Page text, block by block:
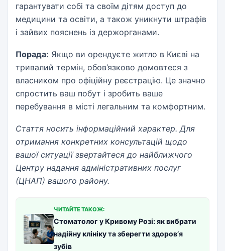
гарантувати собі та своїм дітям доступ до
медицини та освіти, а також уникнути штрафів
і зайвих пояснень із держорганами.
Порада: Якщо ви орендуєте житло в Києві на
тривалий термін, обов’язково домовтеся з
власником про офіційну реєстрацію. Це значно
спростить ваш побут і зробить ваше
перебування в місті легальним та комфортним.
Стаття носить інформаційний характер. Для
отримання конкретних консультацій щодо
вашої ситуації звертайтеся до найближчого
Центру надання адміністративних послуг
(ЦНАП) вашого району.
ЧИТАЙТЕ ТАКОЖ:
Стоматолог у Кривому Розі: як вибрати
надійну клініку та зберегти здоров’я
зубів